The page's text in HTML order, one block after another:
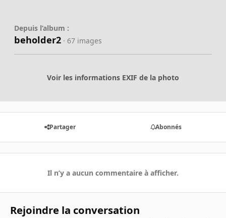
Depuis l’album :
beholder2 · 67 images
Voir les informations EXIF de la photo
Partager Abonnés
Il n’y a aucun commentaire à afficher.
Rejoindre la conversation